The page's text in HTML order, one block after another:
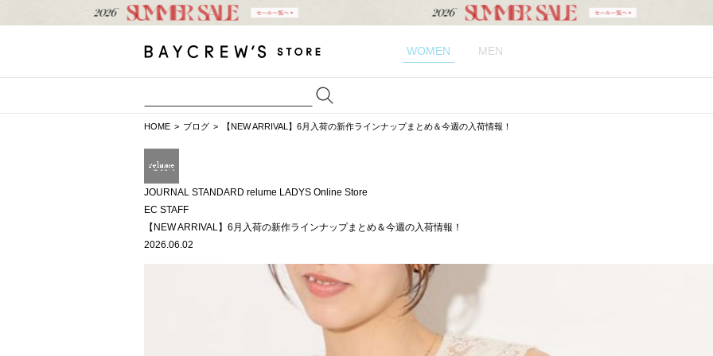
WOMEN MEN
HOME ブログ 【NEW ARRIVAL】6月入荷の新作ラインナップまとめ＆今週の入荷情報！
JOURNAL STANDARD relume LADYS Online Store
EC STAFF
【NEW ARRIVAL】6月入荷の新作ラインナップまとめ＆今週の入荷情報！
2026.06.02